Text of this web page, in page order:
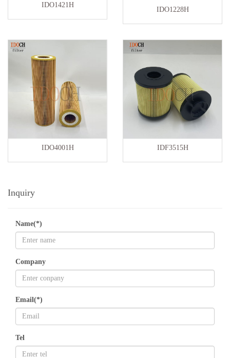
IDO1421H
IDO1228H
IDO4001H IDF3515H
Inquiry
Name(*)
Company
Email(*)
Tel